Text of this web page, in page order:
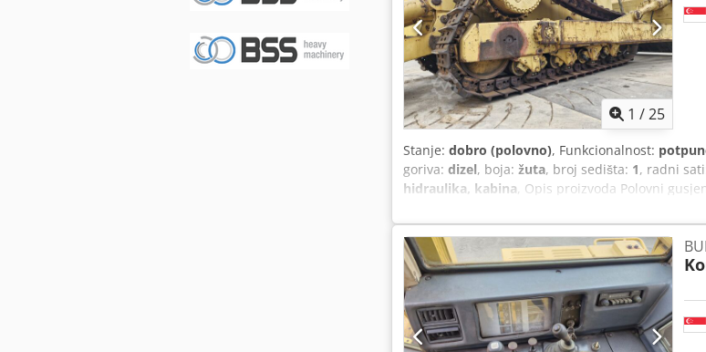
dodatnih informacija na internetu. 💡 Zašto baš
profesionalaca ✔ Dostava na vašu lokaciju ✔
plaćanja 🔄 Razmišljate o drugim mašinama?
vlasnike i operatere opreme.
1 /25
Stanje: dobro (polovno), Funkcionalnost:
goriva: dizel, boja: žuta, broj sedišta: 1, radni
hidraulika, kabina, Opis proizvoda Polovni
Model CAT D9L Tip kretanja gusjeničara Tip
Maksimalna brzina putovanja 7.6 mph Mašina
JPN Industrijski trgovanje Pte doo 13A pandan